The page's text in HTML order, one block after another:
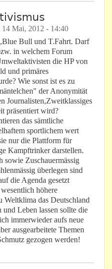
14 Mai, 2012 - 14:40
Bull und T.Fahrt. Darf
in welchem Forum
die HP von
und primäres
Wie sonst ist es zu
der Anonymität
Journalisten,Zweitklassiges
präsentiert wird?
das sämtliche
sportlichem wert
nur die Plattform für
Kampftrinker darstellen.
sowie Zuschauermässig
überlegen sind
die Agenda gesetzt
höhere
Weltklima das Deutschland
und Leben lassen sollte die
immerwieder aufs neue
ausgearbeitete Themen
gezogen werden!